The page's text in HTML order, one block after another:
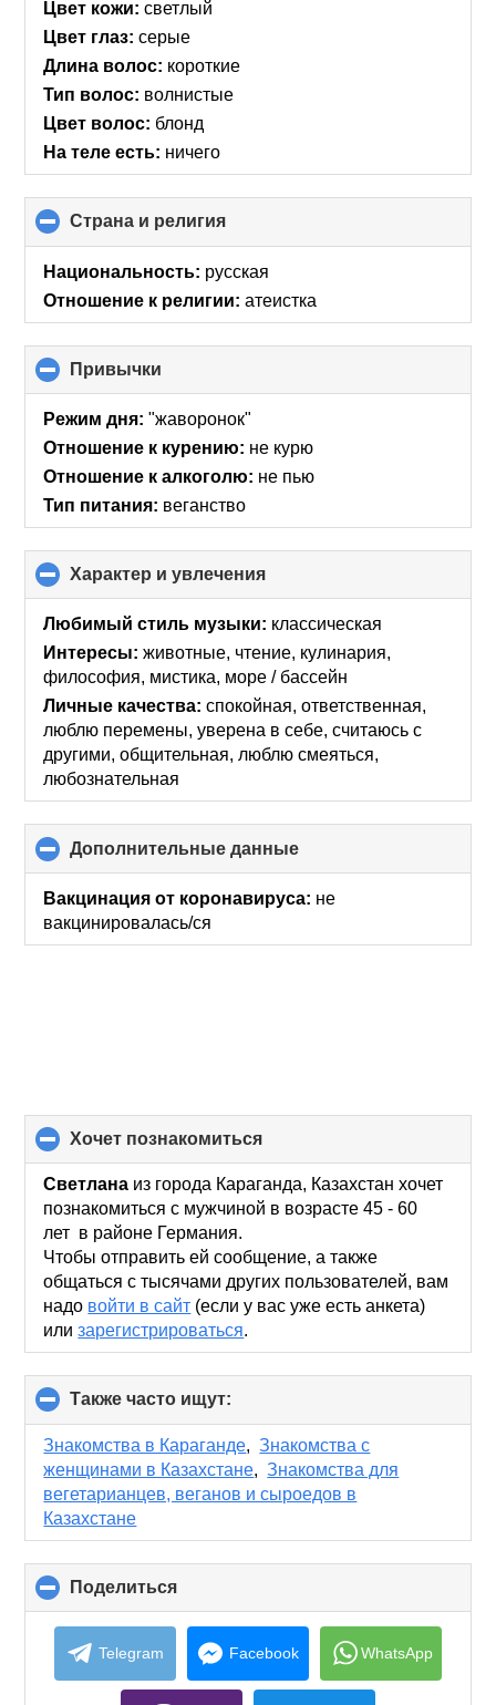
Цвет кожи: светлый
Цвет глаз: серые
Длина волос: короткие
Тип волос: волнистые
Цвет волос: блонд
На теле есть: ничего
Страна и религия
to
collapse
Национальность: русская
Отношение к религии: атеистка
Привычки
to
collapse
Режим дня: "жаворонок"
Отношение к курению: не курю
Отношение к алкоголю: не пью
Тип питания: веганство
Характер и увлечения
to
collapse
Любимый стиль музыки: классическая
Интересы: животные, чтение, кулинария,
философия, мистика, море / бассейн
Личные качества: спокойная, ответственная,
люблю перемены, уверена в себе, считаюсь с
другими, общительная, люблю смеяться,
любознательная
Дополнительные данные
to
collapse
Вакцинация от коронавируса: не
вакцинировалась/ся
хочет познакомиться
to
collapse
contents
Светлана из города Караганда, Казахстан хочет
познакомиться с мужчиной в возрасте 45 - 60
лет в районе Германия.
Чтобы отправить ей сообщение, а также
общаться с тысячами других пользователей, вам
надо войти в сайт (если у вас уже есть анкета)
илизарегистрироваться.
Также часто ищут:
to
collapse
contents
Знакомства в Караганде,Знакомства с
женщинами в Казахстане,Знакомства для
вегетарианцев, веганов и сыроедов в
Казахстане
Поделиться
to
collapse
contents
Telegram Facebook WhatsApp